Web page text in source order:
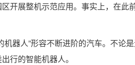
开展整机示范应用。事实上，在
机器人”形容不断进阶的汽车。不
行的智能机器人。